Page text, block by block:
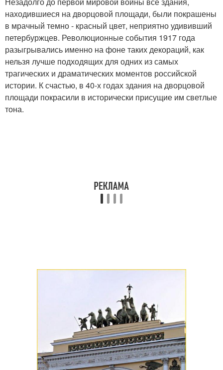
находившиеся на дворцовой площади, были покрашены
в мрачный темно - красный цвет, неприятно удививший
петербуржцев. Революционные события 1917 года
разыгрывались именно на фоне таких декораций, как
нельзя лучше подходящих для одних из самых
трагических и драматических моментов российской
истории. К счастью, в 40-х годах здания на дворцовой
площади покрасили в исторически присущие им светлые
тона.